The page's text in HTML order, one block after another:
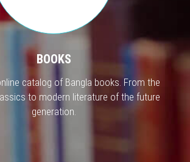
BOOKS
catalog of Bangla books. From the
to modern literature of the future
generation.